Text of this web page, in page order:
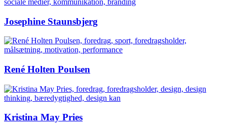
Josephine Staunsbjerg
René Holten Poulsen
Kristina May Pries